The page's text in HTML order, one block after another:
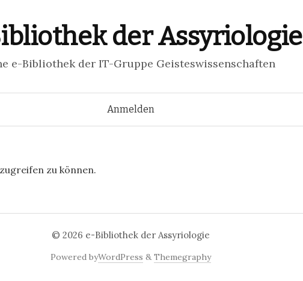
der Assyriologie
e-Bibliothek der IT-Gruppe Geisteswissenschaften
Springe
Anmelden
zu können.
© 2026 e-Bibliothek der Assyriologie
Powered byWordPress & Themegraphy